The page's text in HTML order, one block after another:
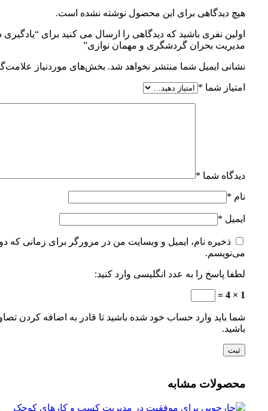
هیچ دیدگاهی برای این محصول نوشته نشده است.
اولین نفری باشید که دیدگاهی را ارسال می کنید برای
مدیریت بحران گردشگری و مهمان نوازی”
نشانی ایمیل شما منتشر نخواهد شد. بخش‌های موردنیاز
امتیاز شما *
دیدگاه شما *
نام *
ایمیل *
ذخیره نام، ایمیل و وبسایت من در مرورگر برای زمانی که
می‌نویسم.
لطفا پاسخ را به عدد انگلیسی وارد کنید:
1 × 4 =
شما باید وارد حساب خود شده باشید تا قادر به اضافه کردن
باشید.
محصولات مشابه